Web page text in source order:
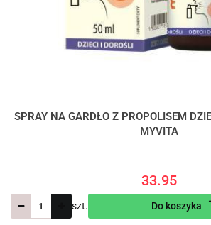
SPRAY NA GARDŁO Z PROPOLISEM
MYVITA
33.95
szt. Do koszyka